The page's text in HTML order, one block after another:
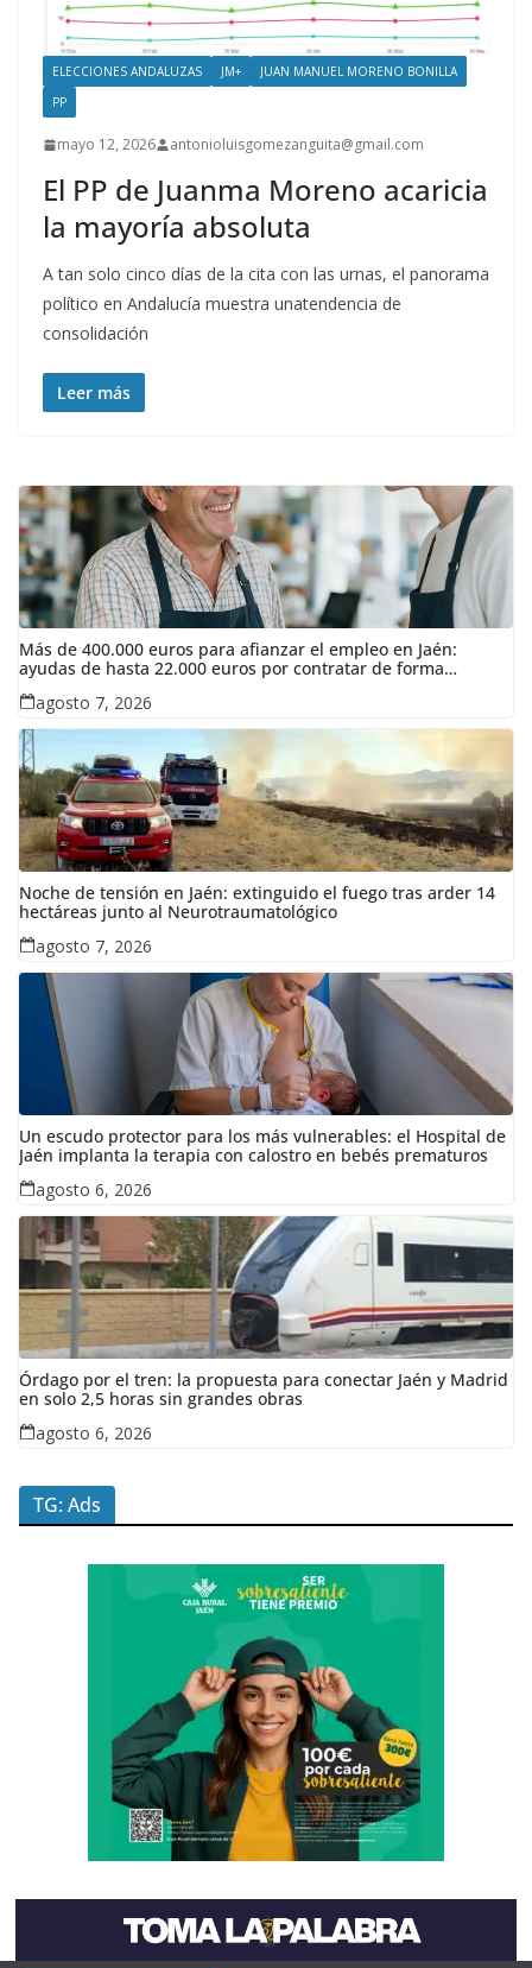
ELECCIONES ANDALUZAS JM+
JUAN MANUEL MORENO BONILLA
PP
mayo 12, 2026 antonioluisgomezanguita@gmail.com
El PP de Juanma Moreno acaricia
la mayoría absoluta
A tan solo cinco días de la cita con las urnas, el panorama
político en Andalucía muestra unatendencia de
consolidación
Leer más
Más de 400.000 euros para afianzar el empleo en Jaén:
ayudas de hasta 22.000 euros por contratar de forma
indefinida
agosto 7, 2026
Noche de tensión en Jaén: extinguido el fuego tras arder 14
hectáreas junto al Neurotraumatológico
agosto 7, 2026
Un escudo protector para los más vulnerables: el Hospital de
Jaén implanta la terapia con calostro en bebés prematuros
agosto 6, 2026
Órdago por el tren: la propuesta para conectar Jaén y Madrid
en solo 2,5 horas sin grandes obras
agosto 6, 2026
TG: Ads